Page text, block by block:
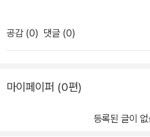
아니며 공용욕실부터 시작해 침낭을
도 '호텔'이라고? 게스트하우스라고 부
슬란드는 여름에도 한국의 가을 날씨
물품(식량 포함)은 대부분 한국에서 조
감하는 팁이다. 아이슬란드는 자연환
어 있는 나라인 만큼 캠핑장이 상대적
슬란드 전문 여행작가가 들려주는 알
만한 정보가 아닙니다. 렌터카, 버스투
다고 하네요. 도보 여행하기 좋은 곳
가 현지인들의 핫한 카페까지 소개하
가 반영되어 있습니다. 온천의 대명사
고 있습니다.1. 인간의 손길이 미치지
는 힐링여행3. 아웃도어와 캠핑천국4.
련된 도시들또, '아이슬란드에서 꼭
는 TV와 영화에 등장하면서 인기 관
로 아이슬란드입니다.그리고 여러 유
공감 (0) 댓글 (0)
마이페이퍼 (0편)
등록된 글이